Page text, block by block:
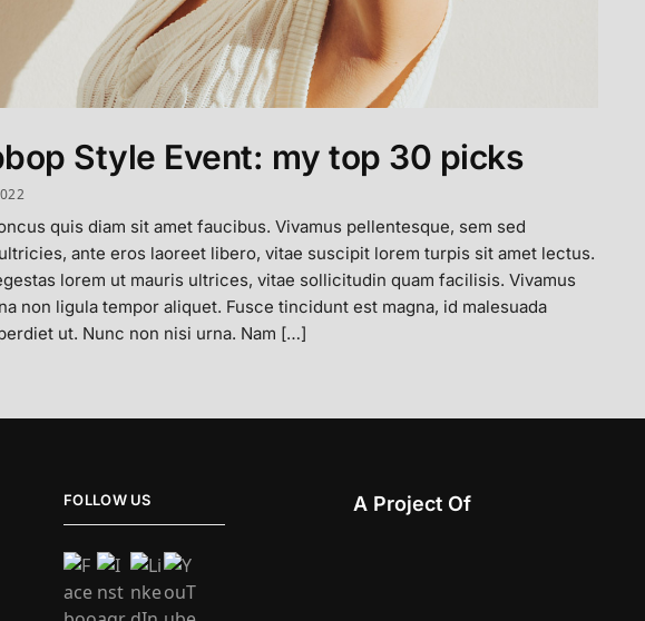
Style Event: my top 30 picks
quis diam sit amet faucibus. Vivamus pellentesque, sem sed
ante eros laoreet libero, vitae suscipit lorem turpis sit amet lectus.
lorem ut mauris ultrices, vitae sollicitudin quam facilisis. Vivamus
non ligula tempor aliquet. Fusce tincidunt est magna, id malesuada
ut. Nunc non nisi urna. Nam […]
FOLLOW US A Project Of